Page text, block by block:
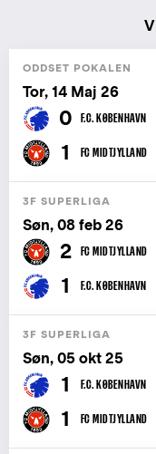
ODDSET POKALEN
Tor, 14 Maj 26
0 F.C. KØBENHAVN
1 FC MIDTJYLLAND
3F SUPERLIGA
Søn, 08 feb 26
2 FC MIDTJYLLAND
1 F.C. KØBENHAVN
3F SUPERLIGA
Søn, 05 okt 25
1 F.C. KØBENHAVN
1 FC MIDTJYLLAND